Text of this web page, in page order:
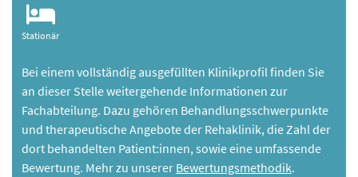
Stationär
Bei einem vollständig ausgefüllten Klinikprofil finden Sie
an dieser Stelle weitergehende Informationen zur
Fachabteilung. Dazu gehören Behandlungsschwerpunkte
und therapeutische Angebote der Rehaklinik, die Zahl der
dort behandelten Patient:innen, sowie eine umfassende
Bewertung. Mehr zu unserer Bewertungsmethodik.